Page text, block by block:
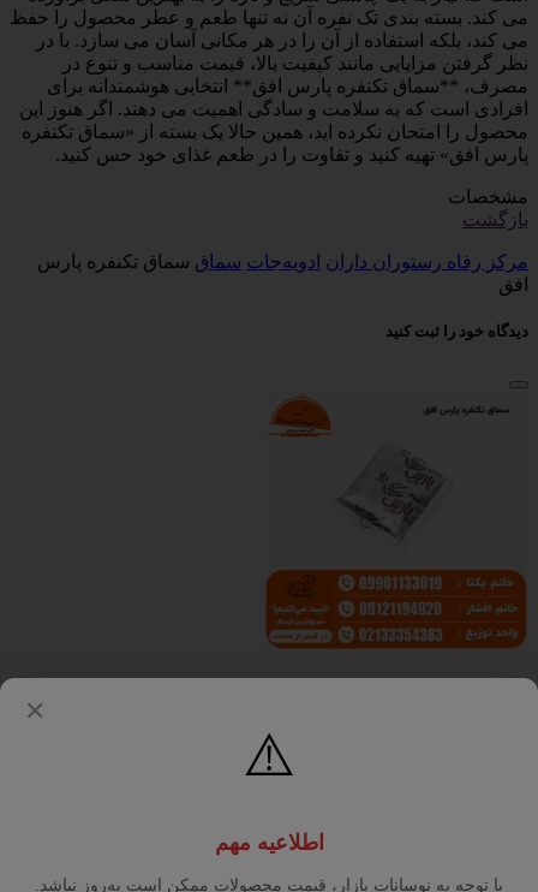
می کند. بسته بندی تک نفره آن نه تنها طعم و عطر محصول را حفظ
می کند، بلکه استفاده از آن را در هر مکانی آسان می سازد. با در
نظر گرفتن مزایایی مانند کیفیت بالا، قیمت مناسب و تنوع در
مصرف، **سماق تکنفره پارس افق** انتخابی هوشمندانه برای
افرادی است که به سلامت و سادگی اهمیت می دهند. اگر هنوز این
محصول را امتحان نکرده اید، همین حالا یک بسته از «سماق تکنفره
پارس افق» تهیه کنید و تفاوت را در طعم غذای خود حس کنید.
مشخصات
بازگشت
مرکز رفاه رستوران داران ادویه‌جات سماق سماق تکنفره پارس
افق
دیدگاه خود را ثبت کنید
✕
⚠️
اطلاعیه مهم
با توجه به نوسانات بازار، قیمت محصولات ممکن است به‌روز نباشد.